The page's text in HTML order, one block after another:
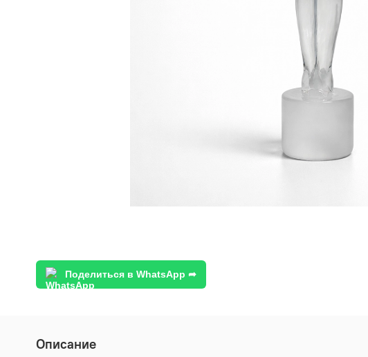
Поделиться в WhatsApp ➦
Описание